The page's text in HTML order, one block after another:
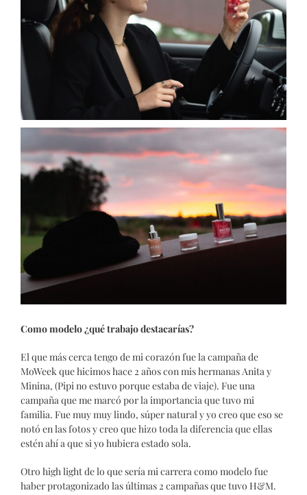
Como modelo ¿qué trabajo destacarías?
El que más cerca tengo de mi corazón fue la campaña de
MoWeek que hicimos hace 2 años con mis hermanas Anita y
Minina, (Pipi no estuvo porque estaba de viaje). Fue una
campaña que me marcó por la importancia que tuvo mi
familia. Fue muy muy lindo, súper natural y yo creo que eso se
notó en las fotos y creo que hizo toda la diferencia que ellas
estén ahí a que si yo hubiera estado sola.
Otro high light de lo que sería mi carrera como modelo fue
haber protagonizado las últimas 2 campañas que tuvo H&M.